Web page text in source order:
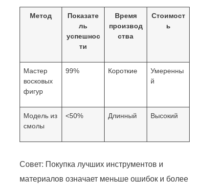
Метод
Показате
ль
успешнос
ти
Время
производ
ства
Стоимост
ь
Мастер
восковых
фигур
99% Короткие
Умеренны
й
Модель из
смолы
<50% Длинный Высокий
Совет: Покупка лучших инструментов и
материалов означает меньше ошибок и более